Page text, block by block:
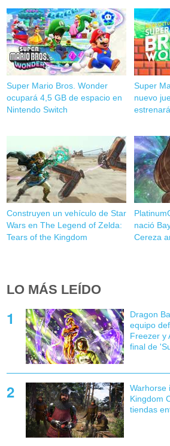
Super Mario Bros. Wonder
ocupará 4,5 GB de espacio en
Nintendo Switch
Super
nuevo
Construyen un vehículo de Star
Wars en The Legend of Zelda:
Tears of the Kingdom
nació
Cereza
LO MÁS LEÍDO
Dragon
equipo
Freezer y
final de
Warhorse
Kingdom
tiendas